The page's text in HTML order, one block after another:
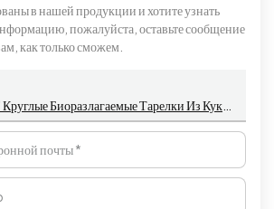
в нашей продукции и хотите узнать
пожалуйста, оставьте сообщение
как только сможем.